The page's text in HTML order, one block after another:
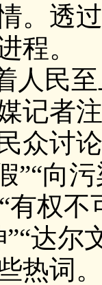
。透
程。
人民
记者
众讨
”“向
有权
达尔
热词